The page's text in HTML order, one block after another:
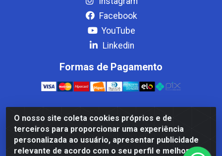
O nosso site coleta cookies próprios e de
terceiros para proporcionar uma experiência
personalizada ao usuário, apresentar publicidade
relevante de acordo com o seu perfil e melhorar a
Facebook
YouTube
Linkedin
Formas de Pagamento
Casa Cardão LTDA - Av. Amaral Peixoto, 910 - Afonso
ArinosCom, Levy Gasparian/RJ - CEP 25.875-000 - CNPJ
32.287.542/0001-83